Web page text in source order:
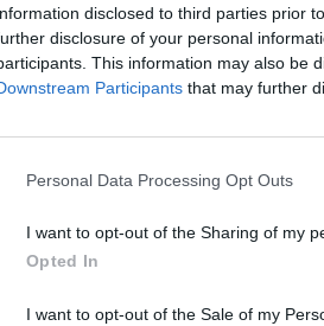
disclosed to third parties prior
disclosure of your personal
This information may also be
Participants that may further
Personal Data Processing Opt Outs
I want to opt-out of the Sharing of my
Opted In
I want to opt-out of the Sale of my
TitormosNet Team